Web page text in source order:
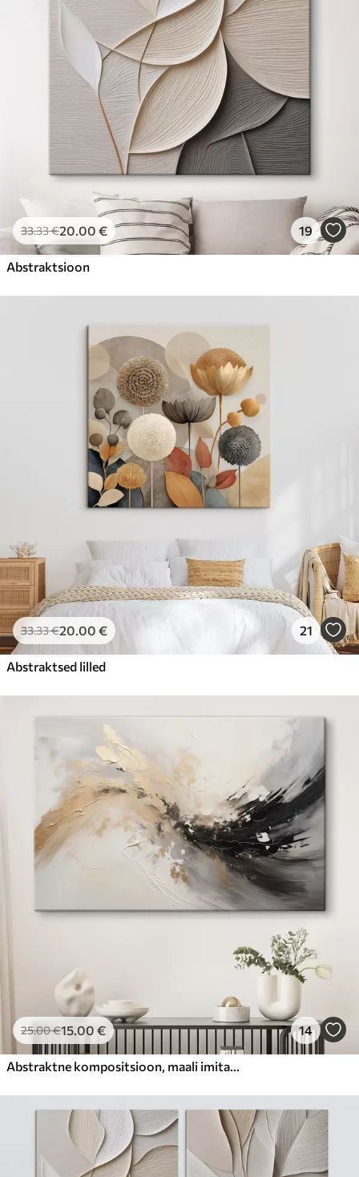
Hind Alates .00
33.33€20.00 € 19
Abstraktsioon
33.33€20.00 € 21
Abstraktsed lilled
25.00€15.00 € 14
Abstraktne kompositsioon, maali imitatsioon